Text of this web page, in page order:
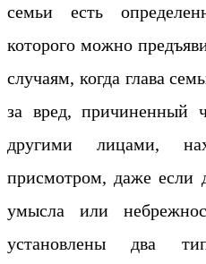
семьи есть
которого можно
случаям, когда глава
за вред, причиненный
другими лицами,
присмотром, даже если
умысла или
установлены два